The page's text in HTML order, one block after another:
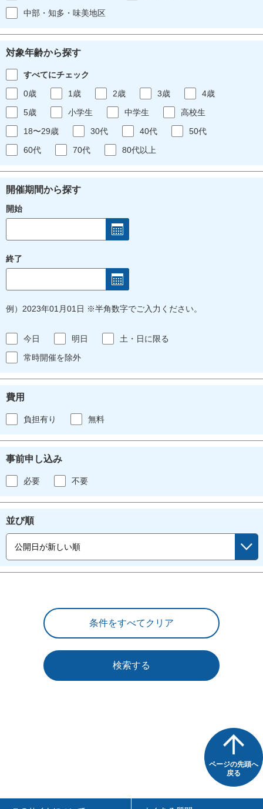
中部・知多・味美地区
対象年齢から探す
すべてにチェック
0歳
1歳 2歳 3歳
4歳
5歳
小学生 中学生
高校生
18〜29歳
30代 40代
50代
60代
70代 80代以上
開催期間から探す
開始
終了
例）2023年01月01日 ※半角数字でご入力ください。
今日 明日
土・日に限る
常時開催を除外
費用
負担有り 無料
事前申し込み
必要 不要
並び順
検索する
ページの先頭へ
戻る